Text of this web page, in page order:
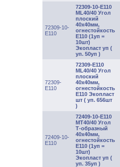
72309-10-
E110
72309-10-E110
ML40/40 Угол
плоский
40х40мм,
огнестойкость
Е110 (1уп =
10шт)
Экопласт уп (
уп. 50уп )
72309-
E110
72309-E110
ML40/40 Угол
плоский
40х40мм,
огнестойкость
Е110 Экопласт
шт ( уп. 656шт
)
72409-10-
E110
72409-10-E110
MT40/40 Угол
Т-образный
40х40мм,
огнестойкость
Е110 (1уп =
10шт)
Экопласт уп (
уп. 35уп )